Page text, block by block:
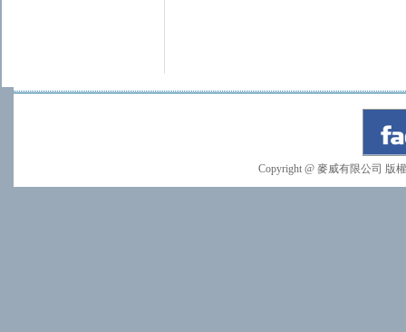
Copyright @ 麥威有限公司 版